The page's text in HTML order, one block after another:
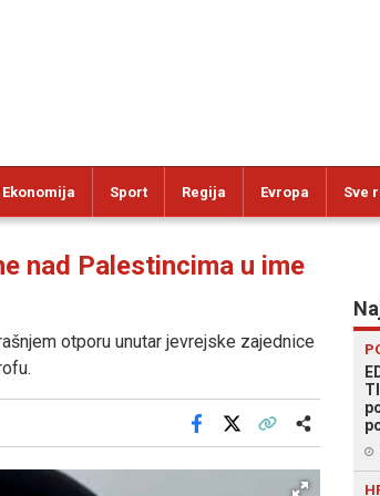
Ekonomija Sport Regija Evropa Sve
nad Palestincima u ime
otporu unutar jevrejske zajednice
Facebook